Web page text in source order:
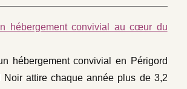
hébergement convivial au cœur du
hébergement convivial en Périgord
Noir attire chaque année plus de 3,2